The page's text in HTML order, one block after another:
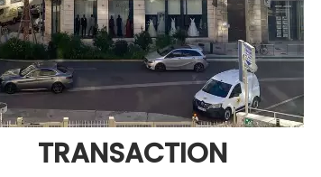
TRANSACTION